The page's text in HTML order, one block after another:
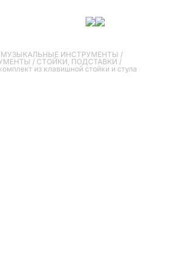
МУЗЫКАЛЬНЫЕ ИНСТРУМЕНТЫ /
/ СТОЙКИ, ПОДСТАВКИ /
из клавишной стойки и стула